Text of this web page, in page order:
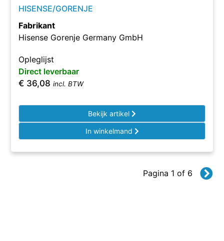
HISENSE/GORENJE
Fabrikant
Hisense Gorenje Germany GmbH
Opleglijst
Direct leverbaar
€ 36,08 incl. BTW
Bekijk artikel
In winkelmand
Pagina 1 of 6